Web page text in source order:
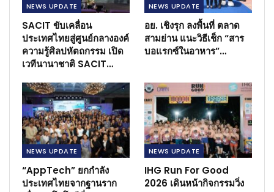
NEWS​ UPDATE
SACIT ขับเคลื่อน
ประเทศไทยสู่ศูนย์กลางองค์
ความรู้ศิลปหัตถกรรม เปิด
เวทีนานาชาติ SACIT…
NEWS​ UPDATE
อย. เชิงรุก ลงพื้นที่ ตลาด
สามย่าน แนะวิธีเช็ก “สาร
บอแรกซ์ในอาหาร”…
NEWS​ UPDATE
“AppTech” ยกกำลัง
ประเทศไทยจากฐานราก
NEWS​ UPDATE
IHG Run For Good
2026 เดินหน้ากิจกรรมวิ่ง